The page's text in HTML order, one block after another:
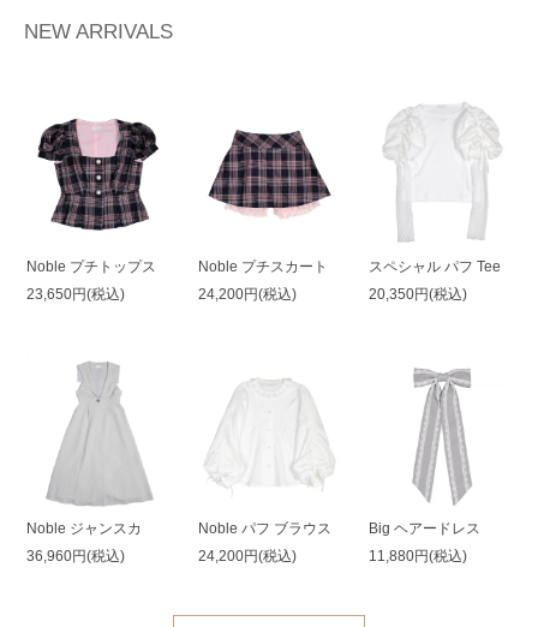
NEW ARRIVALS
Noble プチトップス
23,650円(税込)
Noble プチスカート
24,200円(税込)
スペシャル パフ Tee
20,350円(税込)
Noble ジャンスカ
36,960円(税込)
Noble パフ ブラウス
24,200円(税込)
Big ヘアードレス
11,880円(税込)